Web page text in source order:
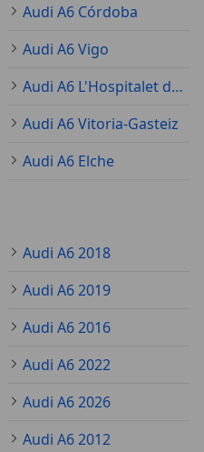
Audi A6 Córdoba
Audi A6 Vigo
Audi A6 L'Hospitalet de Llobregat
Audi A6 Vitoria-Gasteiz
Audi A6 Elche
Audi A6 2018
Audi A6 2019
Audi A6 2016
Audi A6 2022
Audi A6 2026
Audi A6 2012